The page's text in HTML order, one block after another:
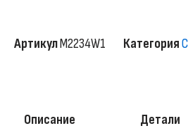
АртикулM2234W1 Категория
Описание Детали